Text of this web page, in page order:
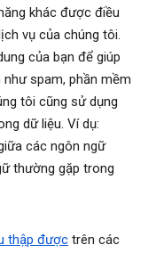
khác được điều
vụ của chúng tôi.
của bạn để giúp
như spam, phần mềm
tôi cũng sử dụng
dữ liệu. Ví dụ:
các ngôn ngữ
thường gặp trong
thập được trên các